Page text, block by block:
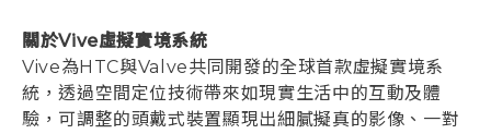
關於Vive虛擬實境系統
Vive為HTC與Valve共同開發的全球首款虛擬實境系
統，透過空間定位技術帶來如現實生活中的互動及體
驗，可調整的頭戴式裝置顯現出細膩擬真的影像、一對